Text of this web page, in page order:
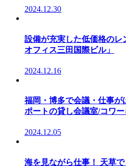
2024.12.30
設備が充実した低価格の
オフィス三田国際ビル」
2024.12.16
福岡・博多で会議・仕事
ポートの貸し会議室/コワ
2024.12.05
海を見ながら仕事！ 天草